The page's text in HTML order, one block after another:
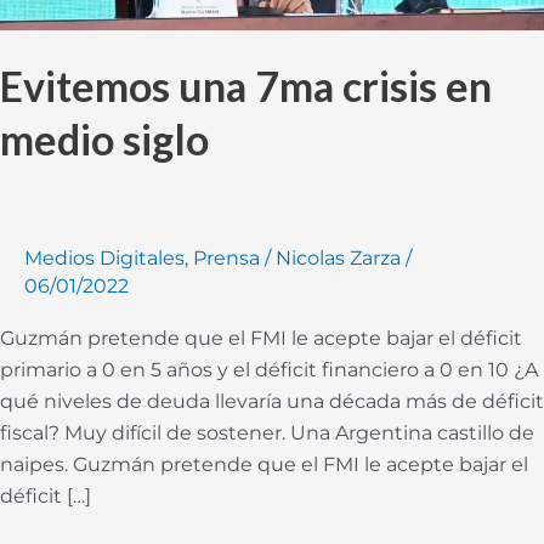
Evitemos una 7ma crisis en
medio siglo
Medios Digitales, Prensa / Nicolas Zarza /
06/01/2022
Guzmán pretende que el FMI le acepte bajar el déficit
primario a 0 en 5 años y el déficit financiero a 0 en 10 ¿A
qué niveles de deuda llevaría una década más de déficit
fiscal? Muy difícil de sostener. Una Argentina castillo de
naipes. Guzmán pretende que el FMI le acepte bajar el
déficit […]